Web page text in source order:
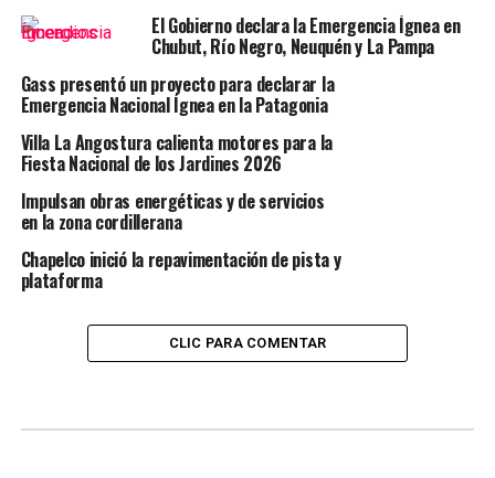
El Gobierno declara la Emergencia Ígnea en
Chubut, Río Negro, Neuquén y La Pampa
Gass presentó un proyecto para declarar la
Emergencia Nacional Ígnea en la Patagonia
Villa La Angostura calienta motores para la
Fiesta Nacional de los Jardines 2026
Impulsan obras energéticas y de servicios
en la zona cordillerana
Chapelco inició la repavimentación de pista y
plataforma
CLIC PARA COMENTAR